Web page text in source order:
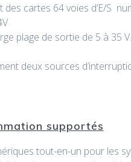
cartes 64 voies d’E/S
plage de sortie de 5 à 35
deux sources
supportés
tout-en-un pour les